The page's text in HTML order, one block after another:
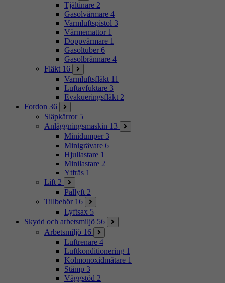
Tjältinare 2
Gasolvärmare 4
Varmluftspistol 3
Värmemattor 1
Doppvärmare 1
Gasoltuber 6
Gasolbrännare 4
Fläkt 16
Varmluftsfläkt 11
Luftavfuktare 3
Evakueringsfläkt 2
Fordon 36
Släpkärror 5
Anläggningsmaskin 13
Minidumper 3
Minigrävare 6
Hjullastare 1
Minilastare 2
Ytfräs 1
Lift 2
Pallyft 2
Tillbehör 16
Lyftsax 5
Skydd och arbetsmiljö 56
Arbetsmiljö 16
Luftrenare 4
Luftkonditionering 1
Kolmonoxidmätare 1
Stämp 3
Väggstöd 2